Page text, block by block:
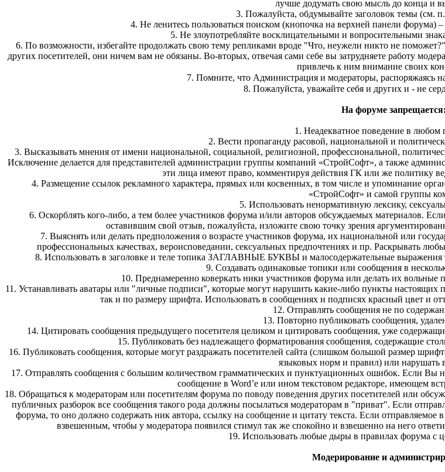
лучше додумать свою мысль до конца и
3. Пожалуйста, обдумывайте заголовок темы (см. п.
4. Не ленитесь пользоваться поиском (кнопочка на верхней панели форума)
5. Не злоупотребляйте восклицательными и вопросительными
6. По возможности, избегайте продолжать свою тему репликами вроде "Что, неужели никто не
других посетителей, они ничем вам не обязаны. Во-вторых, отвечая сами себе вы затрудняете работу
привлечь к ним внимание своих
7. Помните, что Администрация и модераторы, распоряжаясь
8. Пожалуйста, уважайте себя и других и - не
На форуме запрещается:
1. Неадекватное поведение в любом
2. Вести пропаганду расовой, национальной и
3. Высказывать мнения от имени национальной, социальной, религиозной, профессиональной,
Исключение делается для представителей администрации группы компаний «СтройСофт», а также
эти лица имеют право, комментируя действия ГК или же политику
4. Размещение ссылок рекламного характера, прямых или косвенных, в том числе и упоминание
«СтройСофт» и самой группы
5. Использовать ненормативную лексику,
6. Оскорблять кого-либо, а тем более участников форума и/или авторов обсуждаемых материалов.
оставившим свой отзыв, пожалуйста, изложите свою точку зрения
7. Выяснять или делать предположения о возрасте участников форума, их национальной или
профессиональных качествах, вероисповедании, сексуальных предпочтениях и пр. Раскрывать
8. Использовать в заголовке и теле топика ЗАГЛАВНЫЕ БУКВЫ и малосодержательные
9. Создавать одинаковые топики или сообщения в
10. Преднамеренно коверкать ники участников форума или делать их
11. Устанавливать аватары или "личные подписи", которые могут нарушить какие-либо пункты
так и по размеру шрифта. Использовать в сообщениях и подписях красный цвет и
12. Отправлять сообщения не по
13. Повторно публиковать сообщения,
14. Цитировать сообщения предыдущего посетителя целиком и цитировать сообщения, уже
15. Публиковать без надлежащего форматирования сообщения, содержащие
16. Публиковать сообщения, которые могут раздражать посетителей сайта (слишком большой размер
языковых норм и правил) или нарушать
17. Отправлять сообщения с большим количеством грамматических и пунктуационных ошибок. Если Вы
сообщение в Word’е или ином текстовом редакторе, имеющем
18. Обращаться к модераторам или посетителям форума по поводу поведения других посетителей или
публичных разборок все сообщения такого рода должны посылаться модераторам в "приват". Если
форума, то оно должно содержать ник автора, ссылку на сообщение и цитату текста. Если
взвешенным, чтобы у модератора появился стимул так же спокойно и взвешенно на него
19. Использовать любые дыры в правилах форума с
Модерирование и